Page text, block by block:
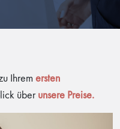
Ihrem ersten
überunsere Preise.